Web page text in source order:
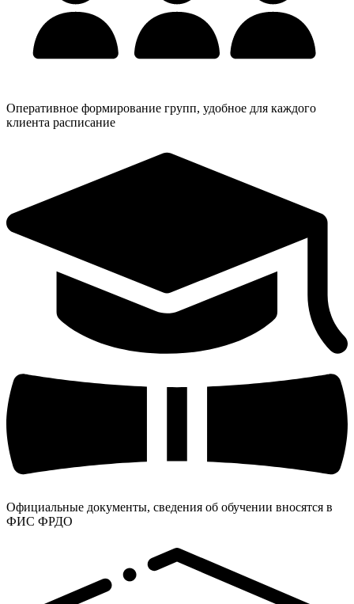
Оперативное формирование групп, удобное для каждого
клиента расписание
Официальные документы, сведения об обучении вносятся в
ФИС ФРДО